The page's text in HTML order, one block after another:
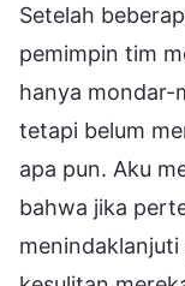
Setelah
pemimpin tim
hanya mondar-
tetapi belum
apa pun. Aku
bahwa jika